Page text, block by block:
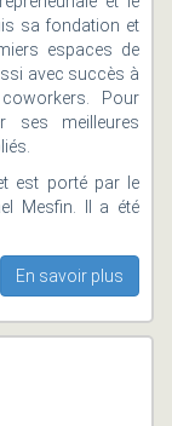
sa fondation et
espaces de
avec succès à
Pour
ses meilleures
est porté par le
Mesfin. Il a été
En savoir plus